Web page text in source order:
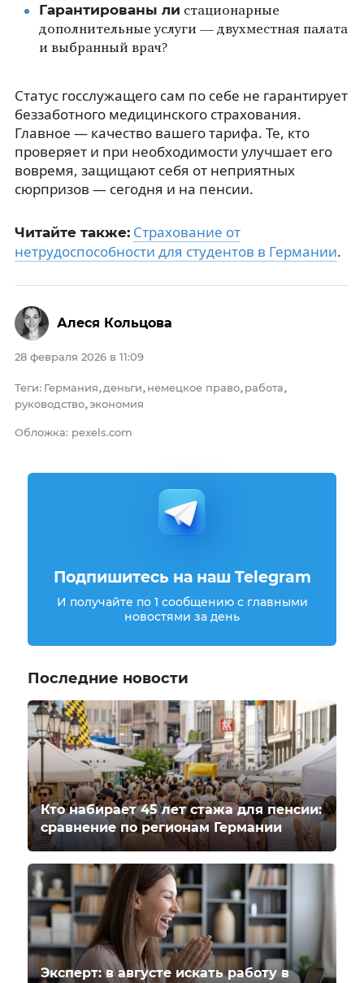
Гарантированы ли стационарные
дополнительные услуги — двухместная палата
и выбранный врач?
Статус госслужащего сам по себе не гарантирует
беззаботного медицинского страхования.
Главное — качество вашего тарифа. Те, кто
проверяет и при необходимости улучшает его
вовремя, защищают себя от неприятных
сюрпризов — сегодня и на пенсии.
Читайте также: Страхование от
нетрудоспособности для студентов в Германии.
28 февраля 2026 в 11:09
Теги: Германия, деньги, немецкое право, работа,
руководство,экономия
Обложка: pexels.com
Алеся Кольцова
Подпишитесь на наш Telegram
И получайте по 1 сообщению с главными
новостями за день
Последние новости
Кто набирает 45 лет стажа для пенсии:
сравнение по регионам Германии
Эксперт: в августе искать работу в